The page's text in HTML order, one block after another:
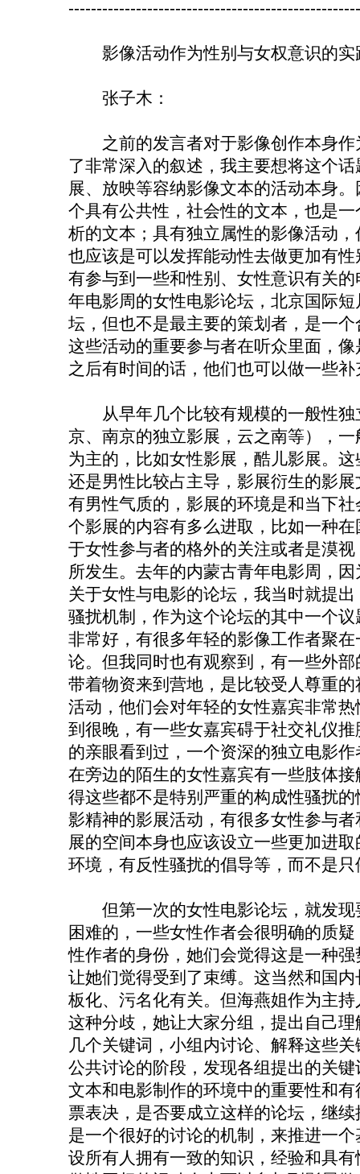
影像活动作为性别与女权意识的实
张子木：
之前的发言者对于影像创作本身作
了非常深入的叙述，我主要想将这个
展、放映等容纳影像文本的活动本身
个具有公共性，社会性的文本，也是
析的文本；具有独立属性的影像活动
也应该是可以发挥能动性去做更加有
有参与到一些和性别、女性意识有关
年电影周的女性电影论坛，北京国际
坛，但也不是最主要的策划者，是一
这些活动的重要参与者在听众里面，
之后有时间的话，他们也可以做一些补
从早年几个比较有规模的一般性独
京、南京的独立影展，云之南等），
为主的，比如女性影展，酷儿影展。
还是男性比较占主导，影展衍生的影
有男性气质的，影展的环境是和当下
个影展的内容有多么进取，比如一种
于女性参与者的格外的关注或者是漠
所发生。去年的内蒙古青年电影周，
关于女性与电影的论坛，我当时就提
骚扰机制，作为这个论坛的其中一个
非常好，有很多年轻的影像工作者聚
论。但我同时也有观察到，有一些外
带着物资来到营地，是比较受人尊重
活动，他们会对年轻的女性嘉宾非常
到很晚，有一些女嘉宾碍于社交礼仪
的亲眼看到过，一个资深的独立电影
在旁边的陌生的女性嘉宾有一些肢体
得这些都不是特别严重的构成性骚扰
影精神的影展活动，有很多女性参与
展的空间本身也应该设立一些更加进
环境，有反性骚扰的倡导等，而不是
但第一次的女性电影论坛，就发现
困难的，一些女性作者会很明确的质
性作者的身份，她们会觉得这是一种
让她们觉得受到了束缚。这当然和国
板化、污名化有关。但海燕姐作为主
这种分歧，她让大家分组，提出自己理
几个关键词，小组内讨论、解释这些
公共讨论的阶段，发现各组提出的关
文本和电影制作的环境中的重要性和
票表决，是否要成立这样的论坛，继
是一个很好的讨论的机制，来推进一
设所有人拥有一致的知识，经验和具